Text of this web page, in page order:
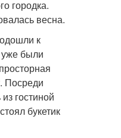
городка.
весна.
к
были
Посреди
гостиной
букетик